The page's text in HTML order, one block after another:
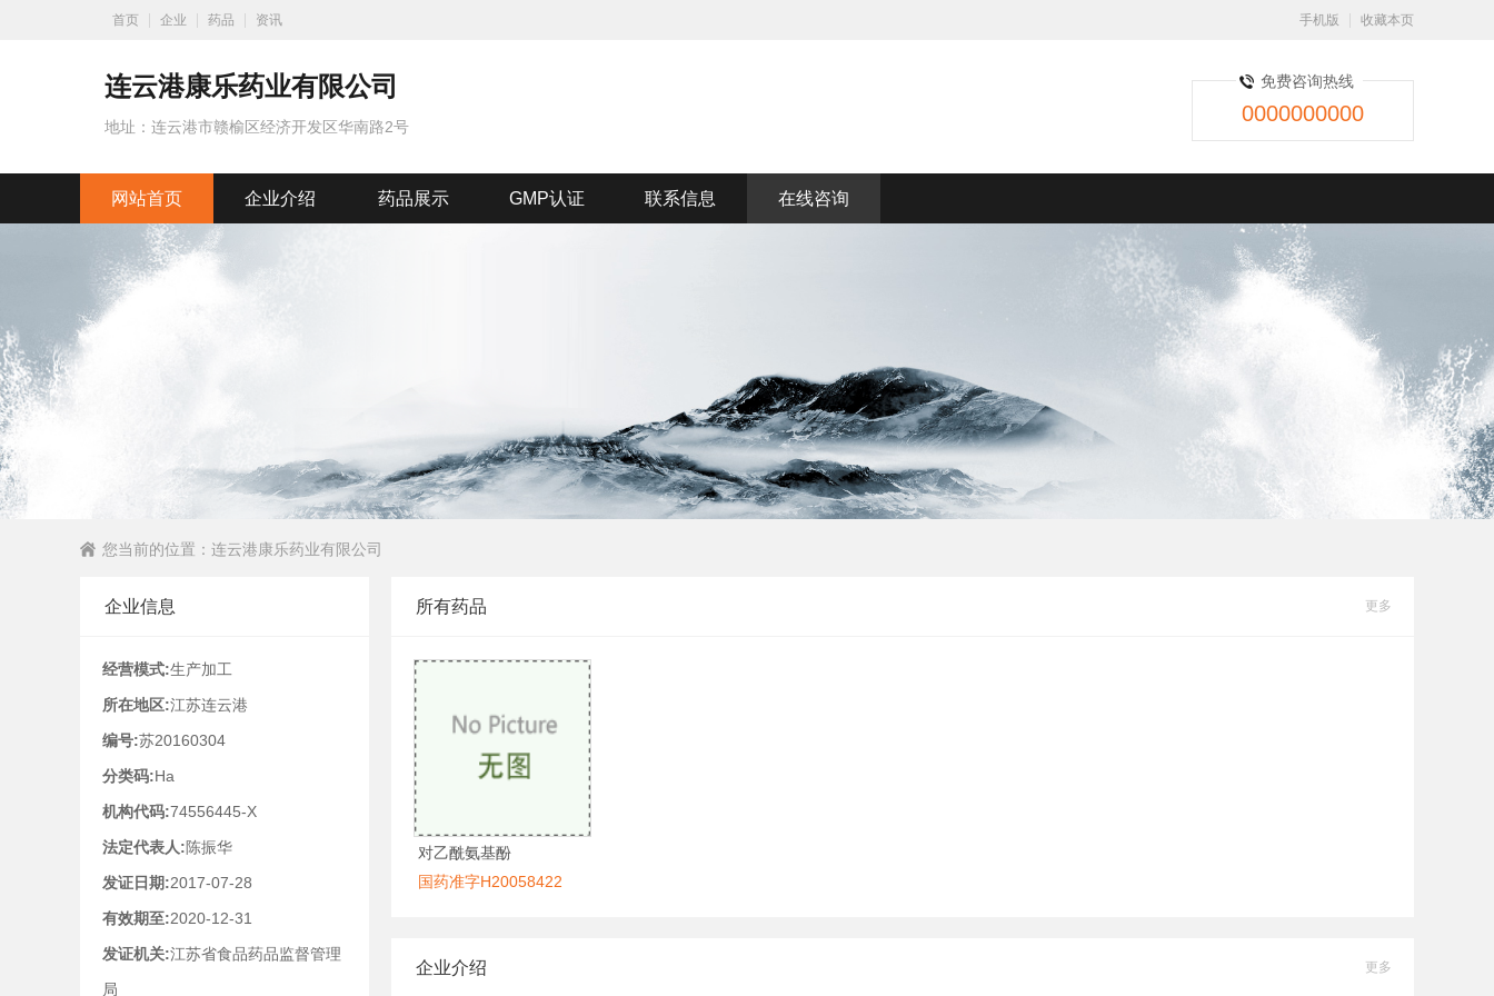
首页 企业 药品 资讯 手机版 收藏本页
连云港康乐药业有限公司
地址：连云港市赣榆区经济开发区华南路2号
免费咨询热线
0000000000
网站首页 企业介绍 药品展示 GMP认证 联系信息 在线咨询
您当前的位置： 连云港康乐药业有限公司
所有药品 更多
对乙酰氨基酚
国药准字H20058422
企业介绍 更多
企业信息
经营模式:生产加工
所在地区:江苏连云港
编号:苏20160304
分类码:Ha
机构代码:74556445-X
法定代表人:陈振华
发证日期:2017-07-28
有效期至:2020-12-31
发证机关:江苏省食品药品监督管理
局